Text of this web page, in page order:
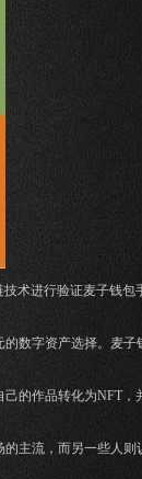
术进行验证麦子钱包
数字资产选择。麦子
的作品转化为NFT，
主流，而另一些人